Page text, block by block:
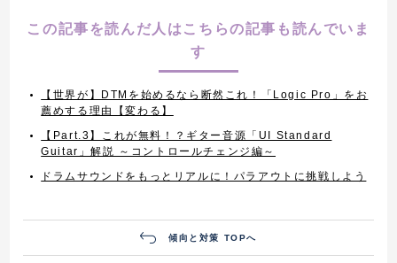
この記事を読んだ人はこちらの記事も読んでいま
す
【世界が】DTMを始めるなら断然これ！「Logic Pro」をお
薦めする理由【変わる】
【Part.3】これが無料！？ギター音源「UI Standard
Guitar」解説 ～コントロールチェンジ編～
ドラムサウンドをもっとリアルに！パラアウトに挑戦しよう
傾向と対策 TOPへ